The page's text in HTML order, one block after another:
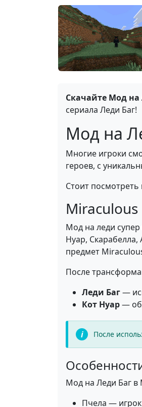
Скачайте Мод на
сериала Леди Баг!
Мод на
Многие игроки
героев, с
Стоит
Miraculous
Мод на леди
Нуар,
предмет
После
Леди Баг—
Кот Нуар—
После
Мод на Леди Баг в
Пчела — игрок